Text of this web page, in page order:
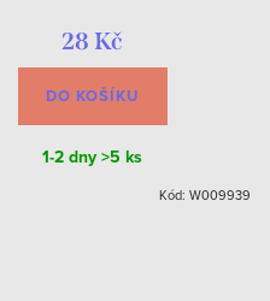
28 Kč
DO KOŠÍKU
1-2 dny>5 ks
Kód: W009939